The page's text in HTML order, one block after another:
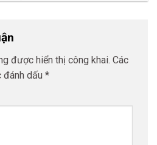
được hiển thị công khai. Các
dấu *